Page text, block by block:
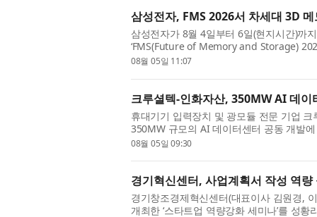
삼성전자, FMS 2026서 차세대 3D
삼성전자가 8월 4일부터 6일(현지시간)까
‘FMS(Future of Memory and Storage)
zNAND-O의 목업(Mock-up)을 업계 최초
08월 05일 11:07
크루셜텍-인화자산, 350MW AI 데이
휴대기기 입력장치 및 광모듈 전문 기업
350MW 규모의 AI 데이터센터 공동 개발
화자산과 ‘350MW AI 데이터센터 공동사
08월 05일 09:30
경기혁신센터, 사업계획서 작성 역량
경기창조경제혁신센터(대표이사 김원경,
개최한 ‘스타트업 역량강화 세미나’를 성